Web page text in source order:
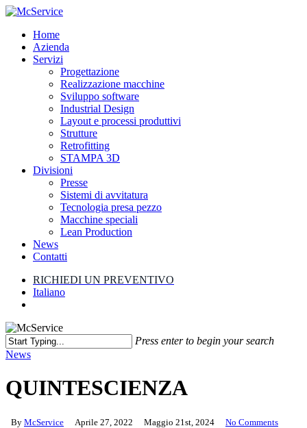
Skip
main
content
search
Menu
Home
Azienda
Servizi
Progettazione
Realizzazione macchine
Sviluppo software
Industrial Design
Layout e processi produttivi
Strutture
Retrofitting
STAMPA 3D
Divisioni
Presse
Sistemi di avvitatura
Tecnologia presa pezzo
Macchine speciali
Lean Production
News
Contatti
RICHIEDI UN PREVENTIVO
Italiano
Press enter to begin your search
Close
News
QUINTESCIENZA
By McService Aprile 27, 2022 Maggio 21st, 2024 No Comments